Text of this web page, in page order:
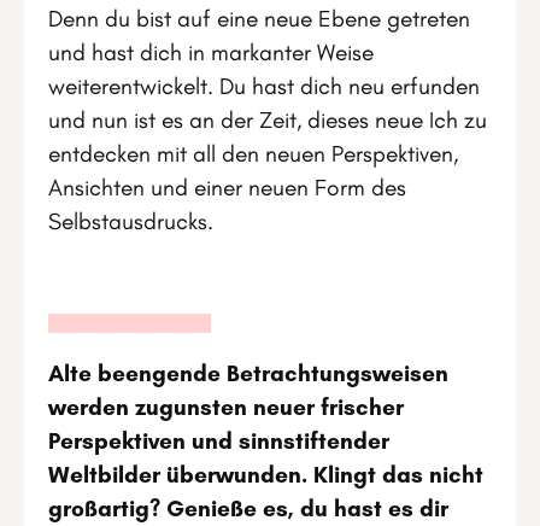
Denn du bist auf eine neue Ebene getreten
und hast dich in markanter Weise
weiterentwickelt. Du hast dich neu erfunden
und nun ist es an der Zeit, dieses neue Ich zu
entdecken mit all den neuen Perspektiven,
Ansichten und einer neuen Form des
Selbstausdrucks.
Alte beengende Betrachtungsweisen
werden zugunsten neuer frischer
Perspektiven und sinnstiftender
Weltbilder überwunden. Klingt das nicht
großartig? Genieße es, du hast es dir